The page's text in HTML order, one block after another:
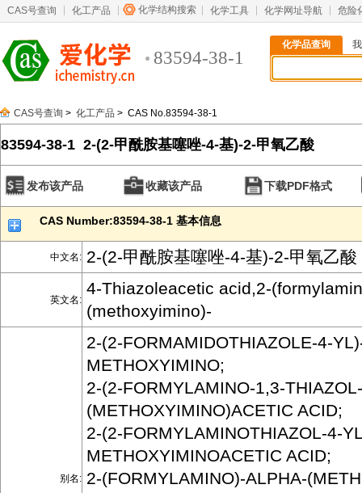
CAS号查询 化工产品 化学结构搜索 化学工具 化学网址导航 危险
83594-38-1
化学品查询
CAS号查询 > 化工产品 > CAS No.83594-38-1
83594-38-1 2-(2-甲酰胺基噻唑-4-基)-2-甲氧乙酸
发布该产品 收藏该产品 下载PDF格式
CAS Number:83594-38-1 基本信息
中文名: 2-(2-甲酰胺基噻唑-4-基)-2-甲氧乙酸
英文名:
4-Thiazoleacetic acid,2-
(methoxyimino)-
别名:
2-(2-FORMAMIDOTHIAZOLE-4-
METHOXYIMINO;
2-(2-FORMYLAMINO-1,3-
(METHOXYIMINO)ACETIC ACID;
2-(2-FORMYLAMINOTHIAZOL-4-
METHOXYIMINOACETIC ACID;
2-(FORMYLAMINO)-ALPHA-